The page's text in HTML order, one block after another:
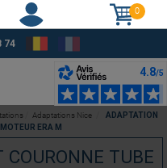
0
74
TUBE
Adaptations Nice
ADAPTATION
ERA M